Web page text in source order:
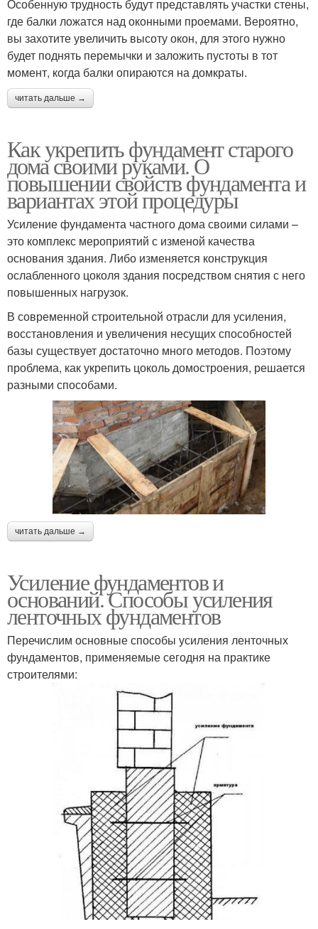
Особенную трудность будут представлять участки стены,
где балки ложатся над оконными проемами. Вероятно,
вы захотите увеличить высоту окон, для этого нужно
будет поднять перемычки и заложить пустоты в тот
момент, когда балки опираются на домкраты.
читать дальше →
Как укрепить фундамент старого
дома своими руками. О
повышении свойств фундамента и
вариантах этой процедуры
Усиление фундамента частного дома своими силами –
это комплекс мероприятий с изменой качества
основания здания. Либо изменяется конструкция
ослабленного цоколя здания посредством снятия с него
повышенных нагрузок.
В современной строительной отрасли для усиления,
восстановления и увеличения несущих способностей
базы существует достаточно много методов. Поэтому
проблема, как укрепить цоколь домостроения, решается
разными способами.
читать дальше →
Усиление фундаментов и
оснований. Способы усиления
ленточных фундаментов
Перечислим основные способы усиления ленточных
фундаментов, применяемые сегодня на практике
строителями: